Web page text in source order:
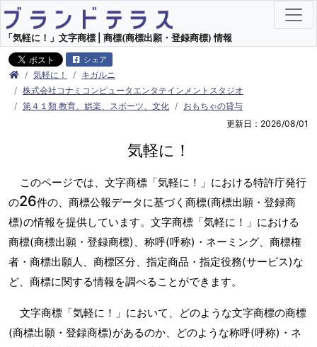
「気軽に！」文字商標 | 商標(商標出願・登録商標) 情報
シェア
気軽に！
キガルニ
株式会社コナミコンピュータエンタテインメントスタジオ
第４１類 教育、娯楽、スポーツ、文化
おもちゃの貸与
更新日：2026/08/01
気軽に！
このページでは、文字商標「気軽に！」における特許庁発行
の26件の、商標公報データに基づく商標(商標出願・登録商
標)の情報を提供しています。文字商標「気軽に！」における
商標(商標出願・登録商標)、称呼(呼称)・ネーミング、商標権
者・商標出願人、商標区分、指定商品・指定役務(サービス)な
ど、商標に関する情報を調べることができます。
文字商標「気軽に！」において、どのような文字商標の商標
(商標出願・登録商標)があるのか、どのような称呼(呼称)・ネ